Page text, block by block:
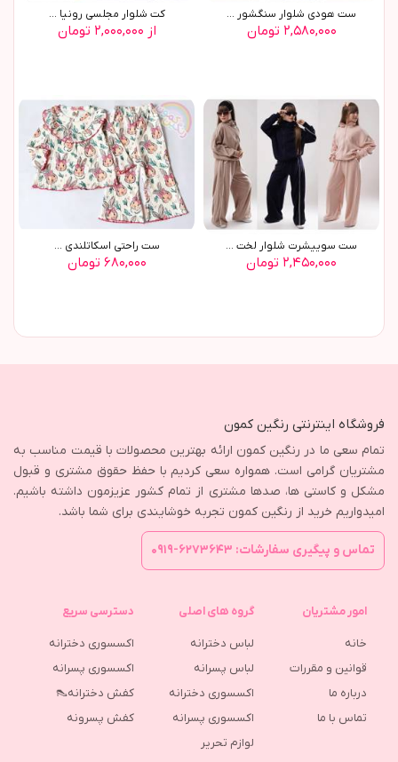
ست هودي شلوار سنگشور ...
۲,۵۸۰,۰۰۰ تومان
کت شلوار مجلسي رونيا ...
از ۲,۰۰۰,۰۰۰ تومان
ست سوييشرت شلوار لخت ...
۲,۴۵۰,۰۰۰ تومان
ست راحتي اسکاتلندي ...
۶۸۰,۰۰۰ تومان
فروشگاه اینترنتی رنگین کمون
تمام سعی ما در رنگین کمون ارائه بهترین محصولات با قیمت مناسب به
مشتریان گرامی است. همواره سعی کردیم با حفظ حقوق مشتری و قبول
مشکل و کاستی ها، صدها مشتری از تمام کشور عزیزمون داشته باشیم.
امیدواریم خرید از رنگین کمون تجربه خوشایندی برای شما باشد.
تماس و پیگیری سفارشات: ۶۲۷۳۶۴۳-۰۹۱۹
امور مشتریان
خانه
قوانین و مقررات
درباره ما
تماس با ما
گروه های اصلی
لباس دخترانه
لباس پسرانه
اکسسوری دخترانه
اکسسوری پسرانه
لوازم تحریر
دسترسی سریع
اکسسوری دخترانه
اکسسوری پسرانه
کفش دخترانه👠
كفش پسرونه